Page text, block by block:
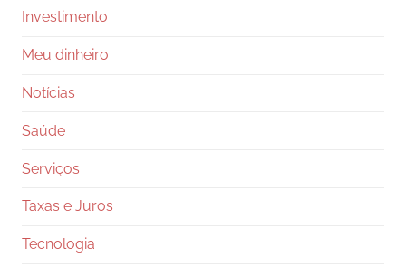
Investimento
Meu dinheiro
Notícias
Saúde
Serviços
Taxas e Juros
Tecnologia